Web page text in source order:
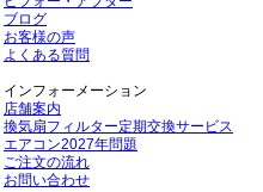
ブログ
お客様の声
よくある質問
インフォーメーション
店舗案内
換気扇フィルター定期交換サービス
エアコン2027年問題
ご注文の流れ
お問い合わせ